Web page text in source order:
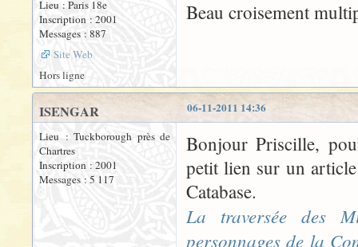
Lieu : Paris 18e
Inscription : 2001
Messages : 887
Site Web
Beau croisement
Hors ligne
06-11-2011 14:36
ISENGAR
Lieu : Tuckborough près de
Chartres
Inscription : 2001
Messages : 5 117
Bonjour Priscille,
petit lien sur un
Catabase.
La traversée des
personnages de la